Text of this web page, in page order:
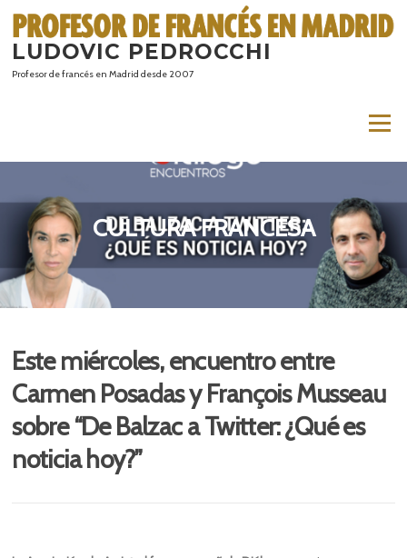
contenido
LUDOVIC PEDROCCHI
Profesor de francés en Madrid desde 2007
Menú
CULTURA FRANCESA
Este miércoles, encuentro entre
Carmen Posadas y François Musseau
sobre “De Balzac a Twitter: ¿Qué es
noticia hoy?”